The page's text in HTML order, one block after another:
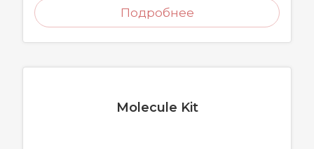
Подробнее
Molecule Kit